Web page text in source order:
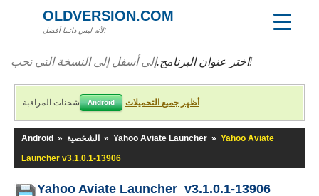
OLDVERSION.COM
لأنه ليس دائما أفضل!
اختر عنوان البرنامج.إلى أسفل إلى النسخة التي تحب!
شحنات المراقبة Android أظهر جميع التحميلات
Android » الشخصية » Yahoo Aviate Launcher » Yahoo Aviate
Launcher v3.1.0.1-13906
Yahoo Aviate Launcher v3.1.0.1-13906